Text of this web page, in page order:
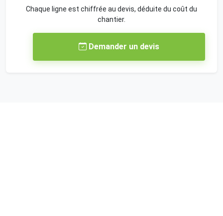
Chaque ligne est chiffrée au devis, déduite du coût du
chantier.
Demander un devis